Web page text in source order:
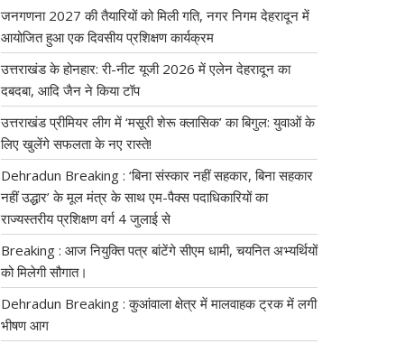
जनगणना 2027 की तैयारियों को मिली गति, नगर निगम देहरादून में
आयोजित हुआ एक दिवसीय प्रशिक्षण कार्यक्रम
उत्तराखंड के होनहार: री-नीट यूजी 2026 में एलेन देहरादून का
दबदबा, आदि जैन ने किया टॉप
उत्तराखंड प्रीमियर लीग में ‘मसूरी शेरू क्लासिक’ का बिगुल: युवाओं के
लिए खुलेंगे सफलता के नए रास्ते!
Dehradun Breaking : ‘बिना संस्कार नहीं सहकार, बिना सहकार
नहीं उद्धार’ के मूल मंत्र के साथ एम-पैक्स पदाधिकारियों का
राज्यस्तरीय प्रशिक्षण वर्ग 4 जुलाई से
Breaking : आज नियुक्ति पत्र बांटेंगे सीएम धामी, चयनित अभ्यर्थियों
को मिलेगी सौगात।
Dehradun Breaking : कुआंवाला क्षेत्र में मालवाहक ट्रक में लगी
भीषण आग